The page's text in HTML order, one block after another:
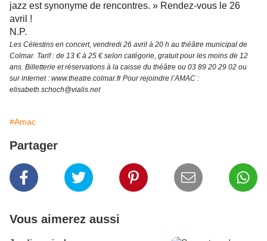
jazz est synonyme de rencontres. » Rendez-vous le 26
avril !
N.P.
Les Célestins en concert, vendredi 26 avril à 20 h au théâtre municipal de
Colmar. Tarif : de 13 € à 25 € selon catégorie, gratuit pour les moins de 12
ans. Billetterie et réservations à la caisse du théâtre ou 03 89 20 29 02 ou
sur internet : www.theatre.colmar.fr Pour rejoindre l’AMAC :
elisabeth.schoch@vialis.net
#Amac
Partager
Vous aimerez aussi